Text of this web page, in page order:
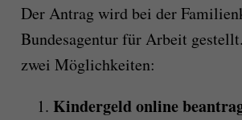
Der Antrag wird bei der
Bundesagentur für Arbeit
zwei Möglichkeiten:
Kindergeld online